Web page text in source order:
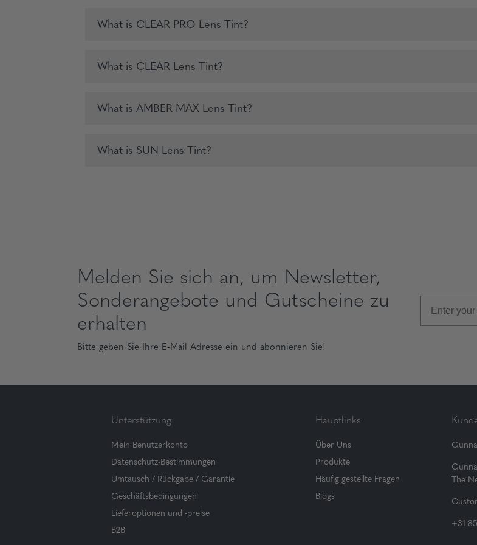
What is CLEAR PRO Lens Tint?
What is CLEAR Lens Tint?
What is AMBER MAX Lens Tint?
What is SUN Lens Tint?
Melden Sie sich an, um Newsletter,
Sonderangebote und Gutscheine zu
erhalten
Bitte geben Sie Ihre E-Mail Adresse ein und abonnieren Sie!
Unterstützung
Mein Benutzerkonto
Datenschutz-Bestimmungen
Umtausch / Rückgabe / Garantie
Geschäftsbedingungen
Lieferoptionen und -preise
B2B
Hauptlinks
Über Uns
Produkte
Häufig gestellte Fragen
Blogs
The
+31